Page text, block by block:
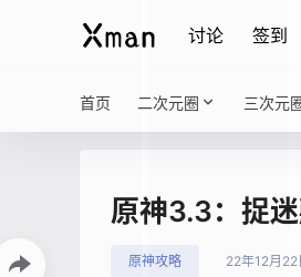
讨论 签到
首页 二次元圈 三次元
原神3.3：捉
原神攻略 22年12月22